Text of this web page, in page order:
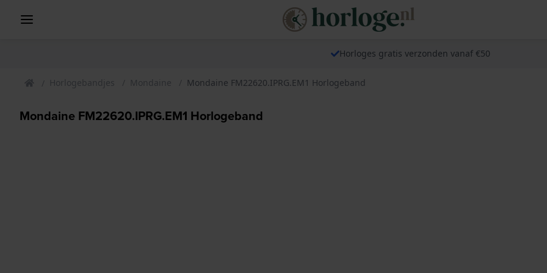
Horloges gratis verzonden vanaf €50
Horlogebandjes Mondaine Mondaine FM22620.IPRG.EM1 Horlogeband
Mondaine FM22620.IPRG.EM1 Horlogeband